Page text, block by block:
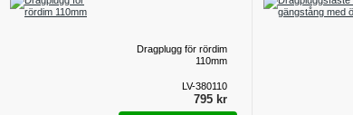
Dragplugg för rördim
110mm
LV-380110
795 kr